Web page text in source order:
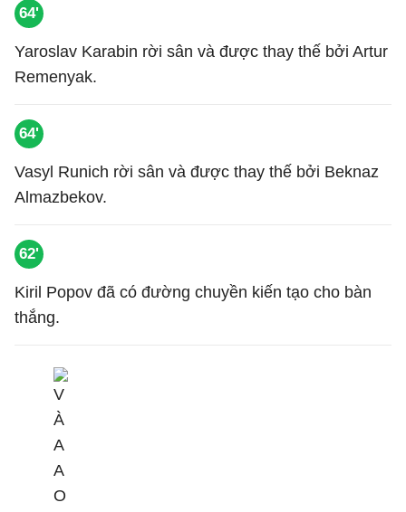
64'
Yaroslav Karabin rời sân và được thay thế bởi Artur
Remenyak.
64'
Vasyl Runich rời sân và được thay thế bởi Beknaz
Almazbekov.
62'
Kiril Popov đã có đường chuyền kiến tạo cho bàn
thắng.